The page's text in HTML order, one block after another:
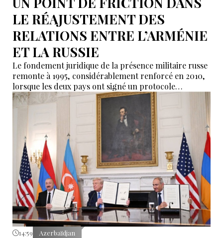
LE RÉAJUSTEMENT DES
RELATIONS ENTRE L’ARMÉNIE
ET LA RUSSIE
Le fondement juridique de la présence militaire russe
remonte à 1995, considérablement renforcé en 2010,
lorsque les deux pays ont signé un protocole
additionnel prolongeant sa validité jusqu’en 2044.
14:59 Azerbaïdjan